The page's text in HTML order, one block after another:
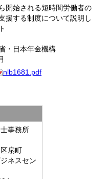
開始される短時間労働者の
援する制度について説明し
・日本年金機構
nlb1681.pdf
事務所
扇町
ネスセン